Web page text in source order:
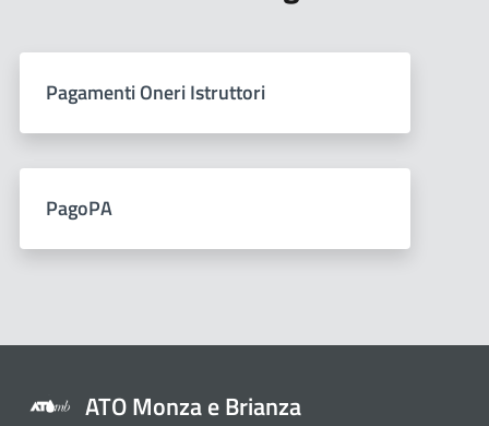
Pagamenti Oneri Istruttori
PagoPA
ATO Monza e Brianza